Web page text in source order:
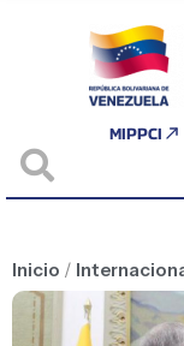
MIPPCI
Inicio /